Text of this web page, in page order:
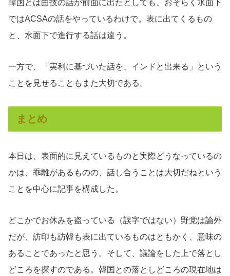
韓国とは曲技の話が前面に出たとしても、おそらく水面下
ではACSAの話をやっているわけで。表に出てくるもの
と、水面下で進行する話は違う。
一方で、「実利に基づいた話を、インドと出来る」という
ことを見せることもまた大切である。
まとめ
本日は、表面的に見えているものと実際どうなっているの
かは、乖離があるものの、話し合うことは大切だねという
ことを中心に記事を構成した。
どこかでお休みを盗っている（誤字ではない）野党は論外
だが、訪印も訪韓も表に出ているものはともかく、意味の
あることであったと思う。そして、議論をした上で落とし
どころを探すのである。韓国との落としどころの現在地は